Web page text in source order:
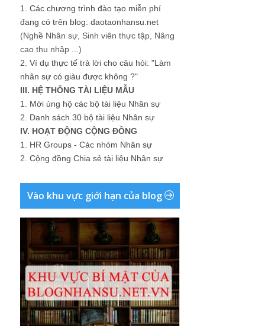
1. Các chương trình đào tạo miễn phí
đang có trên blog: daotaonhansu.net
(Nghề Nhân sự, Sinh viên thực tập, Nâng
cao thu nhập ...)
2. Ví dụ thực tế trả lời cho câu hỏi: "Làm
nhân sự có giàu được không ?"
III. HỆ THỐNG TÀI LIỆU MẪU
1. Mời ủng hộ các bộ tài liệu Nhân sự
2. Danh sách 30 bộ tài liệu Nhân sự
IV. HOẠT ĐỘNG CỘNG ĐỒNG
1. HR Groups - Các nhóm Nhân sự
2. Cộng đồng Chia sẻ tài liệu Nhân sự
Vào khu vực giới hạn của blog